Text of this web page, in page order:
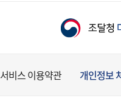
서비스 이용약관 개인정보